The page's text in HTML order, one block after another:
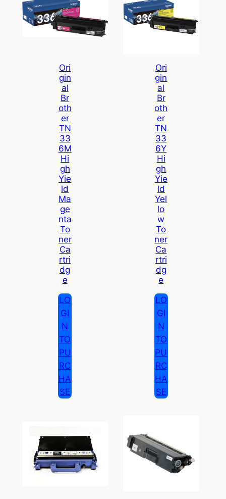
Ori
Gin
Al
Br
Oth
Er
TN
33
6M
Hi
Gh
Yie
Ld
Ma
Ge
Nta
To
Ner
Ca
Rtri
Dg
E
LO
GI
N
TO
PU
RC
HA
SE
Ori
Gin
Al
Br
Oth
Er
TN
33
6Y
Hi
Gh
Yie
Ld
Yel
Lo
W
To
Ner
Ca
Rtri
Dg
E
LO
GI
N
TO
PU
RC
HA
SE